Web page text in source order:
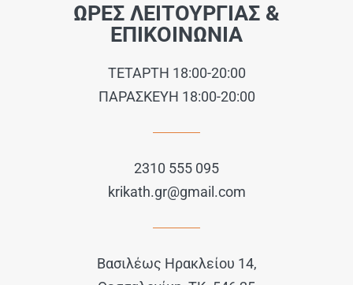
ΩΡΕΣ ΛΕΙΤΟΥΡΓΙΑΣ &
ΕΠΙΚΟΙΝΩΝΙΑ
ΤΕΤΑΡΤΗ 18:00-20:00
ΠΑΡΑΣΚΕΥΗ 18:00-20:00
2310 555 095
krikath.gr@gmail.com
Βασιλέως Ηρακλείου 14,